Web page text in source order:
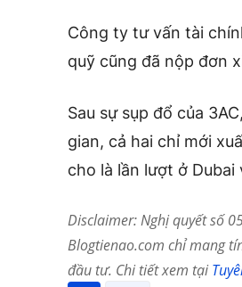
Công ty tư vấn tài
quỹ cũng đã nộp đơn
Sau sự sụp đổ của
gian, cả hai chỉ mới
cho là lần lượt ở Dubai
Disclaimer: Nghị quyết số
Blogtienao.com chỉ mang
đầu tư. Chi tiết xem tại